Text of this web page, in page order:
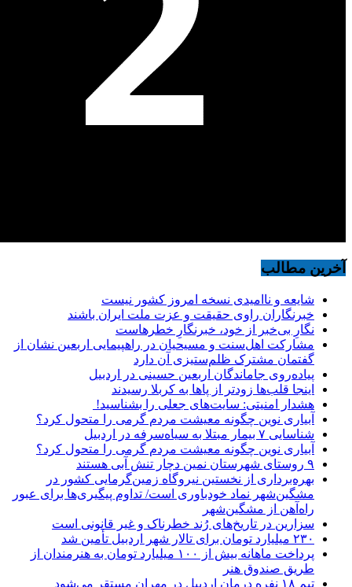
آخرین مطالب
شایعه و ناامیدی نسخه امروز کشور نیست
خبرنگاران راوی حقیقت و عزت ملت ایران باشند
نگارِ بی‌خبر از خود، خبرنگارِ خطرهاست
مشارکت اهل‌سنت و مسیحیان در راهپیمایی اربعین نشان از
گفتمان مشترک ظلم‌ستیزی آن دارد
پیاده‌روی جاماندگان اربعین حسینی در اردبیل
اینجا قلب‌ها زودتر از پاها به کربلا رسیدند
هشدار امنیتی: سایت‌های جعلی را بشناسید!
آبیاری نوین چگونه معیشت مردم گرمی را متحول کرد؟
شناسایی ۷ بیمار مبتلا به سیاه‌سرفه در اردبیل
آبیاری نوین چگونه معیشت مردم گرمی را متحول کرد؟
۹ روستای شهرستان نمین دچار تنش آبی هستند
بهره‌برداری از نخستین نیروگاه زمین‌گرمایی کشور در
مشگین‌شهر نماد خودباوری است/ تداوم پیگیری‌ها برای عبور
راه‌آهن از مشگین‌شهر
سزارین در تاریخ‌های رُند خطرناک و غیر قانونی است
۲۳۰ میلیارد تومان برای تالار شهر اردبیل تأمین شد
پرداخت ماهانه بیش از ۱۰۰ میلیارد تومان به هنرمندان از
طریق صندوق هنر
تیم ۱۸ نفره درمان اردبیل در مهران مستقر می‌شود